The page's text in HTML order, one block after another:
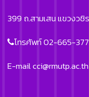
399 ถ.สามเสน แขวงว
โทรศัพท์ 02-665-
E-mailcci@rmutp.ac.th